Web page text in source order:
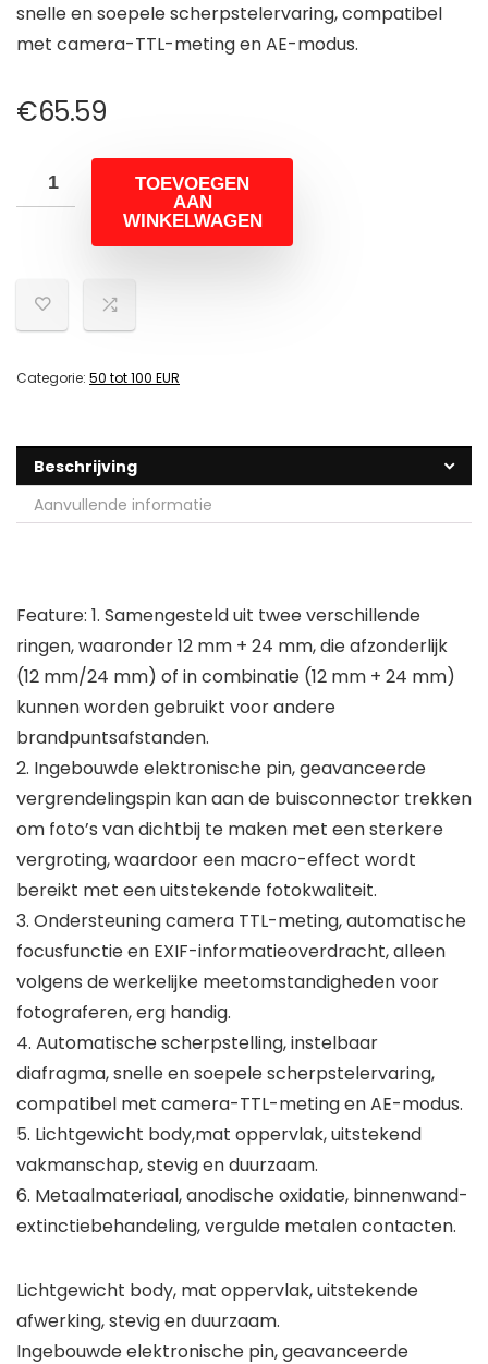
snelle en soepele scherpstelervaring, compatibel
met camera-TTL-meting en AE-modus.
€65.59
TOEVOEGEN
AAN
WINKELWAGEN
Categorie: 50 tot 100 EUR
Beschrijving
Aanvullende informatie
Feature: 1. Samengesteld uit twee verschillende
ringen, waaronder 12 mm + 24 mm, die afzonderlijk
(12 mm/24 mm) of in combinatie (12 mm + 24 mm)
kunnen worden gebruikt voor andere
brandpuntsafstanden.
2. Ingebouwde elektronische pin, geavanceerde
vergrendelingspin kan aan de buisconnector trekken
om foto’s van dichtbij te maken met een sterkere
vergroting, waardoor een macro-effect wordt
bereikt met een uitstekende fotokwaliteit.
3. Ondersteuning camera TTL-meting, automatische
focusfunctie en EXIF-informatieoverdracht, alleen
volgens de werkelijke meetomstandigheden voor
fotograferen, erg handig.
4. Automatische scherpstelling, instelbaar
diafragma, snelle en soepele scherpstelervaring,
compatibel met camera-TTL-meting en AE-modus.
5. Lichtgewicht body,mat oppervlak, uitstekend
vakmanschap, stevig en duurzaam.
6. Metaalmateriaal, anodische oxidatie, binnenwand-
extinctiebehandeling, vergulde metalen contacten.
Lichtgewicht body, mat oppervlak, uitstekende
afwerking, stevig en duurzaam.
Ingebouwde elektronische pin, geavanceerde